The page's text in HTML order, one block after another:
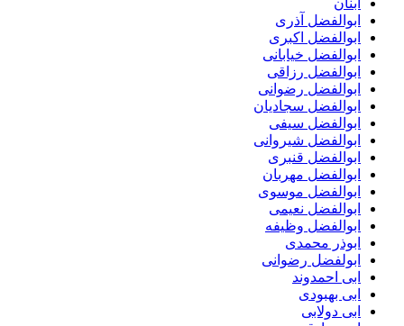
ابنان
ابوالفضل آذری
ابوالفضل اکبری
ابوالفضل خیابانی
ابوالفضل رزاقی
ابوالفضل رضوانی
ابوالفضل سجادیان
ابوالفضل سیفی
ابوالفضل شیروانی
ابوالفضل قنبری
ابوالفضل مهربان
ابوالفضل موسوی
ابوالفضل نعیمی
ابوالفضل وظیفه
ابوذر محمدی
ابولفضل رضوانی
ابی احمدوند
ابی بهبودی
ابی دولابی